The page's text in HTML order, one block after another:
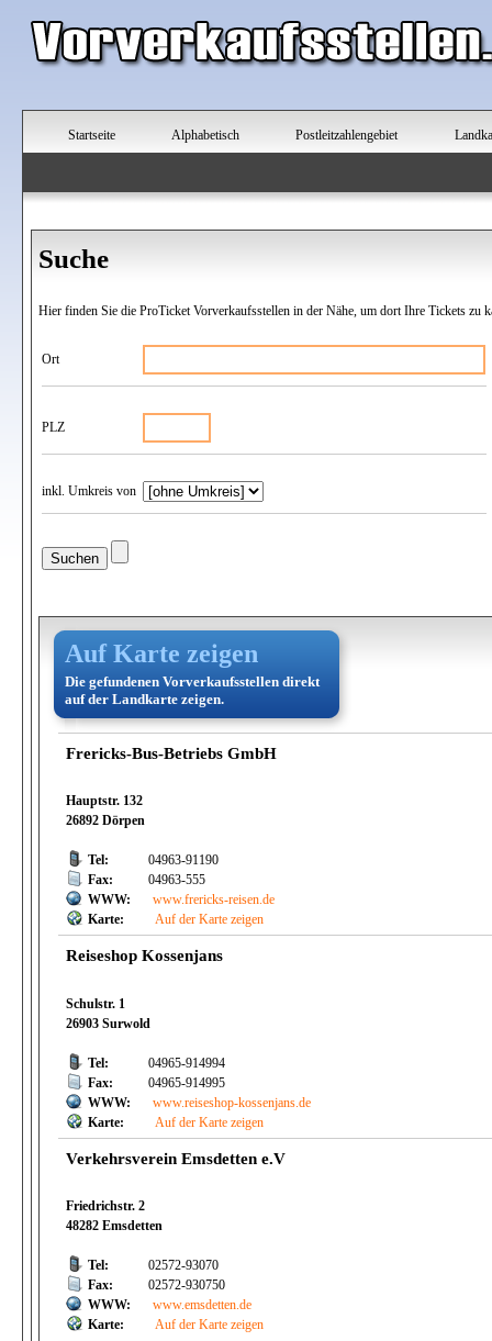
Startseite Alphabetisch Postleitzahlengebiet
Suche
Hier finden Sie die ProTicket Vorverkaufsstellen in der Nähe, um dort Ihre Tickets zu
Ort
PLZ
inkl. Umkreis von
Auf Karte zeigen
Die gefundenen Vorverkaufsstellen direkt
auf der Landkarte zeigen.
Frericks-Bus-Betriebs GmbH
Hauptstr. 132
26892 Dörpen
Tel:
04963-91190
Fax:
04963-555
WWW:
www.frericks-reisen.de
Karte:
Auf der Karte zeigen
Reiseshop Kossenjans
Schulstr. 1
26903 Surwold
Tel:
04965-914994
Fax:
04965-914995
WWW:
www.reiseshop-kossenjans.de
Karte:
Auf der Karte zeigen
Verkehrsverein Emsdetten e.V
Friedrichstr. 2
48282 Emsdetten
Tel:
02572-93070
Fax:
02572-930750
WWW:
www.emsdetten.de
Karte:
Auf der Karte zeigen